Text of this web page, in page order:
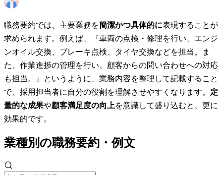
職務要約では、主要業務を簡潔かつ具体的に表現することが
求められます。例えば、『車両の点検・修理を行い、エンジ
ンオイル交換、ブレーキ点検、タイヤ交換などを担当。ま
た、作業進捗の管理を行い、顧客からの問い合わせへの対応
も担当。』というように、業務内容を整理して記載すること
で、採用担当者に自分の役割を理解させやすくなります。 定
量的な成果や顧客満足度の向上を意識して盛り込むと、更に
効果的です。
業種別の職務要約・例文